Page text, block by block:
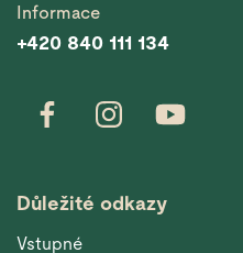
Informace
+420 840 111 134
Důležité odkazy
Vstupné